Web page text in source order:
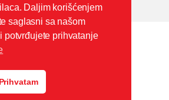
0603444235
Daljim korišćenjem
saglasni sa našom
potvrđujete prihvatanje
Prihvatam